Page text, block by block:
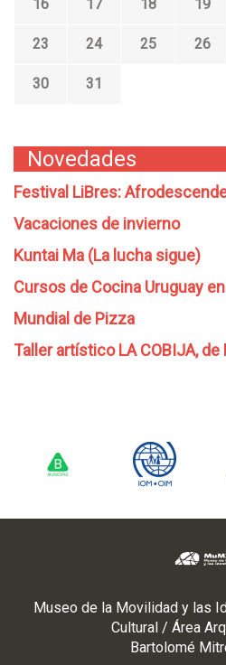
16 17 18 19
23 24 25 26
30
31
Novedades
Festival LiBres:
Vacaciones de invierno
Kuntai Ma (La lucha sigue)
Cursos de Cocina Uruguay
Mundial de Pizza
Taller artístico LA COBIJA,
Museo de la Movilidad y las
Cultural / Área
Bartolomé